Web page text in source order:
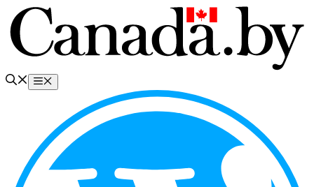
Перейти
содержимому
Меню